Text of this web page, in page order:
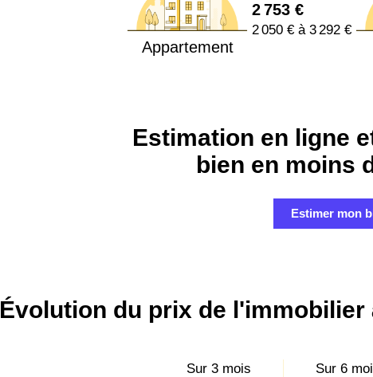
Appartement
2 753 €
2 050 € à 3 292 €
Estimation en ligne
bien en moins
Estimer mon
Évolution du prix de
Sur 3 mois Sur 6